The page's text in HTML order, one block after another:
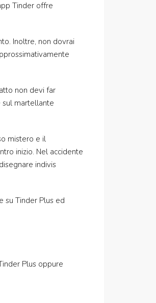
Tinder offre
Inoltre, non dovrai
non devi far
sul martellante
mistero e il
inizio. Nel accidente
indivis
su Tinder Plus ed
Plus oppure